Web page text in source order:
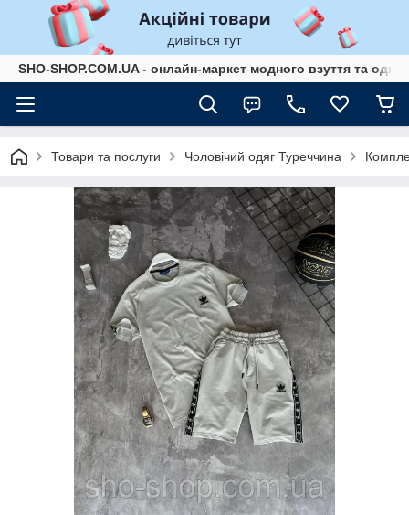
SHO-SHOP.COM.UA - онлайн-маркет модного взуття та
Товари та послуги Чоловічий одяг Туреччина